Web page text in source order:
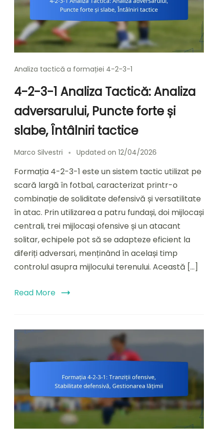
Analiza tactică a formației 4-2-3-1
4-2-3-1 Analiza Tactică: Analiza
adversarului, Puncte forte și
slabe, Întâlniri tactice
Marco Silvestri Updated on 12/04/2026
Formația 4-2-3-1 este un sistem tactic utilizat pe
scară largă în fotbal, caracterizat printr-o
combinație de soliditate defensivă și versatilitate
în atac. Prin utilizarea a patru fundași, doi mijlocași
centrali, trei mijlocași ofensive și un atacant
solitar, echipele pot să se adapteze eficient la
diferiți adversari, menținând în același timp
controlul asupra mijlocului terenului. Această […]
Read More